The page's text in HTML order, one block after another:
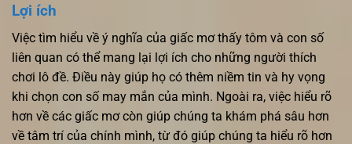
Lợi ích
Việc tìm hiểu về ý nghĩa của giấc mơ thấy tôm và con số
liên quan có thể mang lại lợi ích cho những người thích
chơi lô đề. Điều này giúp họ có thêm niềm tin và hy vọng
khi chọn con số may mắn của mình. Ngoài ra, việc hiểu rõ
hơn về các giấc mơ còn giúp chúng ta khám phá sâu hơn
về tâm trí của chính mình, từ đó giúp chúng ta hiểu rõ hơn